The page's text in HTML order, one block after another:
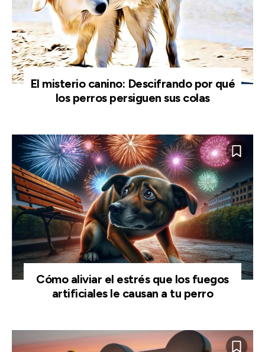
El misterio canino: Descifrando por qué
los perros persiguen sus colas
Cómo aliviar el estrés que los fuegos
artificiales le causan a tu perro